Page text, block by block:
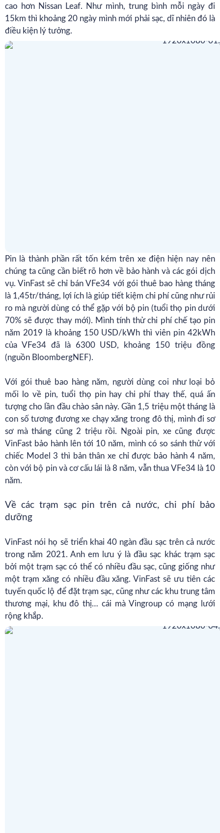
cao hơn Nissan Leaf. Như mình, trung bình mỗi ngày đi
15km thì khoảng 20 ngày mình mới phải sạc, dĩ nhiên đó là
điều kiện lý tưởng.
Pin là thành phần rất tốn kém trên xe điện hiện nay nên
chúng ta cũng cần biết rõ hơn về bảo hành và các gói dịch
vụ. VinFast sẽ chỉ bán VFe34 với gói thuê bao hàng tháng
là 1,45tr/tháng, lợi ích là giúp tiết kiệm chi phí cũng như rủi
ro mà người dùng có thể gặp với bộ pin (tuổi thọ pin dưới
70% sẽ được thay mới). Mình tính thử chi phí chế tạo pin
năm 2019 là khoảng 150 USD/kWh thì viên pin 42kWh
của VFe34 đã là 6300 USD, khoảng 150 triệu đồng
(nguồn BloombergNEF).
Với gói thuê bao hàng năm, người dùng coi như loại bỏ
mối lo về pin, tuổi thọ pin hay chi phí thay thế, quá ấn
tượng cho lần đầu chào sân này. Gần 1,5 triệu một tháng là
con số tương đương xe chạy xăng trong đô thị, mình đi sơ
sơ mà tháng cũng 2 triệu rồi. Ngoài pin, xe cũng được
VinFast bảo hành lên tới 10 năm, mình có so sánh thử với
chiếc Model 3 thì bản thân xe chỉ được bảo hành 4 năm,
còn với bộ pin và cơ cấu lái là 8 năm, vẫn thua VFe34 là 10
năm.
Về cáctrạm sạcpin trên cả nước, chi phí bảo
dưỡng
VinFast nói họ sẽ triển khai 40 ngàn đầu sạc trên cả nước
trong năm 2021. Anh em lưu ý là đầu sạc khác trạm sạc
bởi một trạm sạc có thể có nhiều đầu sạc, cũng giống như
một trạm xăng có nhiều đầu xăng. VinFast sẽ ưu tiên các
tuyến quốc lộ để đặt trạm sạc, cũng như các khu trung tâm
thương mại, khu đô thị… cái mà Vingroup có mạng lưới
rộng khắp.